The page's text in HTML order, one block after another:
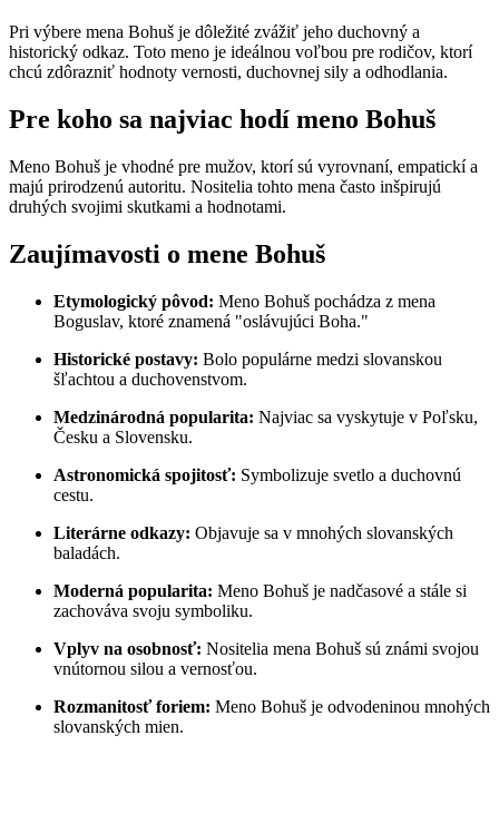
Pri výbere mena Bohuš je dôležité zvážiť jeho duchovný a
historický odkaz. Toto meno je ideálnou voľbou pre rodičov, ktorí
chcú zdôrazniť hodnoty vernosti, duchovnej sily a odhodlania.
Pre koho sa najviac hodí meno Bohuš
Meno Bohuš je vhodné pre mužov, ktorí sú vyrovnaní, empatickí a
majú prirodzenú autoritu. Nositelia tohto mena často inšpirujú
druhých svojimi skutkami a hodnotami.
Zaujímavosti o mene Bohuš
Etymologický pôvod: Meno Bohuš pochádza z mena
Boguslav, ktoré znamená "oslávujúci Boha."
Historické postavy: Bolo populárne medzi slovanskou
šľachtou a duchovenstvom.
Medzinárodná popularita: Najviac sa vyskytuje v Poľsku,
Česku a Slovensku.
Astronomická spojitosť: Symbolizuje svetlo a duchovnú
cestu.
Literárne odkazy: Objavuje sa v mnohých slovanských
baladách.
Moderná popularita: Meno Bohuš je nadčasové a stále si
zachováva svoju symboliku.
Vplyv na osobnosť: Nositelia mena Bohuš sú známi svojou
vnútornou silou a vernosťou.
Rozmanitosť foriem: Meno Bohuš je odvodeninou mnohých
slovanských mien.